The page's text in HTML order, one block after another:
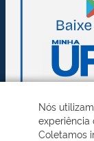
Nós
experiência
Coletamos